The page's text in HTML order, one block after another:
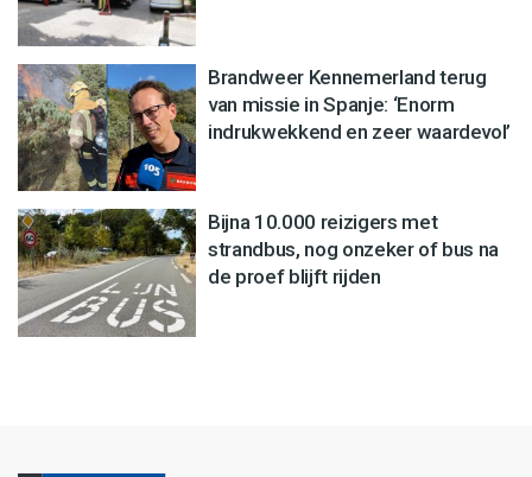
Brandweer Kennemerland terug
van missie in Spanje: ‘Enorm
indrukwekkend en zeer waardevol’
Bijna 10.000 reizigers met
strandbus, nog onzeker of bus na
de proef blijft rijden